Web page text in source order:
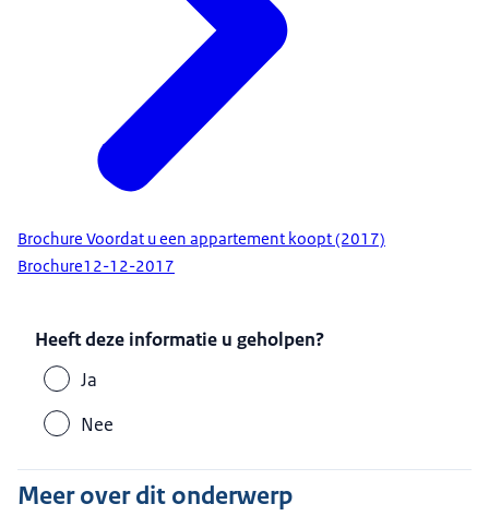
Brochure Voordat u een appartement koopt (2017)
Brochure12-12-2017
Heeft deze informatie u geholpen?
Ja
Nee
Meer over dit onderwerp